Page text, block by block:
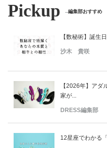
Pickup 編集部おすすめ
【数秘術】誕生
沙木 貴咲
【2026年】アダ
家が...
DRESS編集部
12星座でわかる